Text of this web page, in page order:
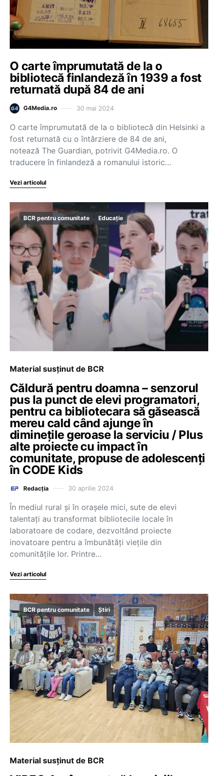
O carte împrumutată de la o
bibliotecă finlandeză în 1939 a fost
returnată după 84 de ani
G4Media.ro 30 mai 2024
O carte împrumutată de la o bibliotecă din Helsinki a
fost returnată cu o întârziere de 84 de ani,
notează The Guardian, potrivit G4Media.ro. O
traducere în finlandeză a romanului istoric…
Vezi articolul
BCR pentru comunitate Educație
Material susținut de BCR
Căldură pentru doamna – senzorul
pus la punct de elevi programatori,
pentru ca bibliotecara să găsească
mereu cald când ajunge în
diminețile geroase la serviciu / Plus
alte proiecte cu impact în
comunitate, propuse de adolescenți
în CODE Kids
Redacția 30 aprilie 2024
În mediul rural și în orașele mici, sute de elevi
talentați au transformat bibliotecile locale în
laboratoare de codare, dezvoltând proiecte
inovatoare pentru a îmbunătăți viețile din
comunitățile lor. Printre…
Vezi articolul
BCR pentru comunitate Știri
Material susținut de BCR